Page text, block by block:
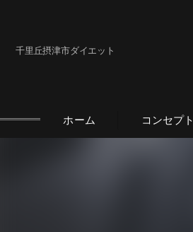
千里丘摂津市ダイエット
ホーム コンセプト